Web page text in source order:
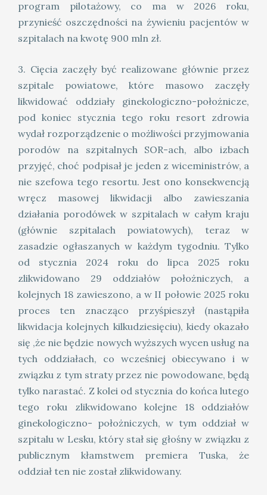
program pilotażowy, co ma w 2026 roku,
przynieść oszczędności na żywieniu pacjentów w
szpitalach na kwotę 900 mln zł.
3. Cięcia zaczęły być realizowane głównie przez
szpitale powiatowe, które masowo zaczęły
likwidować oddziały ginekologiczno-położnicze,
pod koniec stycznia tego roku resort zdrowia
wydał rozporządzenie o możliwości przyjmowania
porodów na szpitalnych SOR-ach, albo izbach
przyjęć, choć podpisał je jeden z wiceministrów, a
nie szefowa tego resortu. Jest ono konsekwencją
wręcz masowej likwidacji albo zawieszania
działania porodówek w szpitalach w całym kraju
(głównie szpitalach powiatowych), teraz w
zasadzie ogłaszanych w każdym tygodniu. Tylko
od stycznia 2024 roku do lipca 2025 roku
zlikwidowano 29 oddziałów położniczych, a
kolejnych 18 zawieszono, a w II połowie 2025 roku
proces ten znacząco przyśpieszył (nastąpiła
likwidacja kolejnych kilkudziesięciu), kiedy okazało
się ,że nie będzie nowych wyższych wycen usług na
tych oddziałach, co wcześniej obiecywano i w
związku z tym straty przez nie powodowane, będą
tylko narastać. Z kolei od stycznia do końca lutego
tego roku zlikwidowano kolejne 18 oddziałów
ginekologiczno- położniczych, w tym oddział w
szpitalu w Lesku, który stał się głośny w związku z
publicznym kłamstwem premiera Tuska, że
oddział ten nie został zlikwidowany.